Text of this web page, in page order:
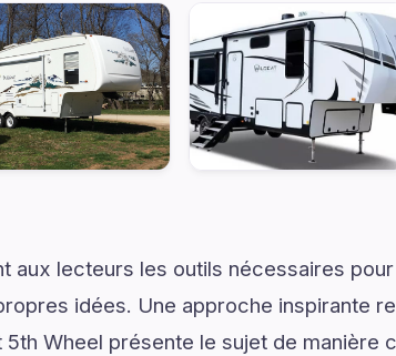
aux lecteurs les outils nécessaires
idées. Une approche inspirante
Wheel présente le sujet de manière